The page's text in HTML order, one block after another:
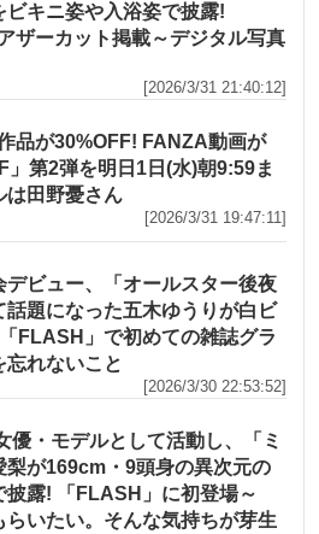
キニ姿や入浴姿で披露!
ザーカット掲載～デジタル写真
[2026/3/31 21:40:12]
品が30%OFF! FANZA動画が
」第2弾を明日1日(水)朝9:59ま
は田野憂さん
[2026/3/31 19:47:11]
ビュー、「オールスター後夜
題になった五木ゆうりが白ビ
FLASH」で初めての雑誌グラ
忘れないこと
[2026/3/30 22:53:52]
優・モデルとして活動し、「ミ
梨が169cm・9頭身の異次元の
露! 「FLASH」に初登場～
らいたい。そんな気持ちが芽生